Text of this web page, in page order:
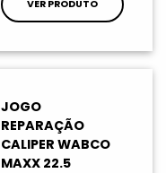
VER PRODUTO
JOGO
REPARAÇÃO
CALIPER WABCO
MAXX 22.5